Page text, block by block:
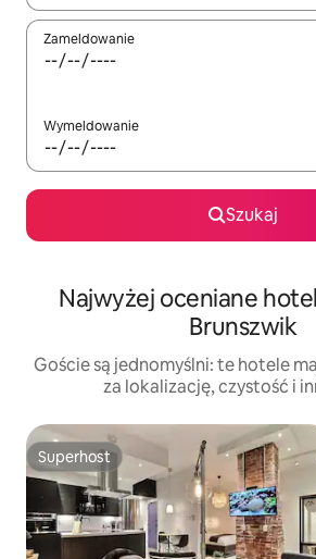
Zameldowanie
Wymeldowanie
Szukaj
Najwyżej oceniane
Brunszwik
Goście są jednomyślni: te hotele
za lokalizację, czystość i
Superhost
Superhost